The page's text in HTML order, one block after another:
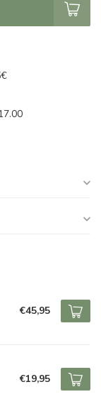
€45,95
€19,95